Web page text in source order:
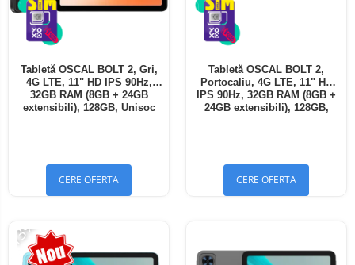
Tabletă OSCAL BOLT 2, Gri,
4G LTE, 11" HD IPS 90Hz,
32GB RAM (8GB + 24GB
extensibili), 128GB, Unisoc
CERE OFERTA
Tabletă OSCAL BOLT 2,
Portocaliu, 4G LTE, 11" HD
IPS 90Hz, 32GB RAM (8GB +
24GB extensibili), 128GB,
CERE OFERTA
-13%